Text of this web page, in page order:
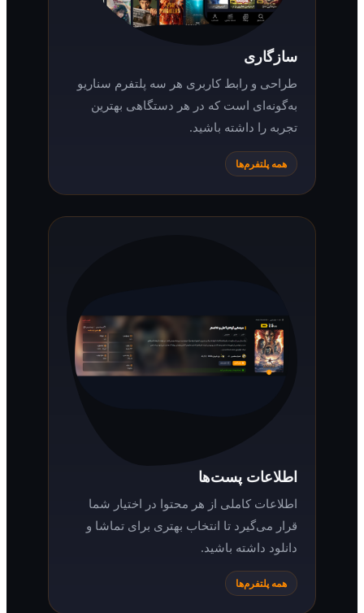
طراحی و رابط کاربری هر سه پلتفرم سناریو
به‌گونه‌ای است که در هر دستگاهی بهترین
تجربه را داشته باشید.
همه پلتفرم‌ها
اطلاعات پست‌ها
اطلاعات کاملی از هر محتوا در اختیار شما
قرار می‌گیرد تا انتخاب بهتری برای تماشا و
دانلود داشته باشید.
همه پلتفرم‌ها